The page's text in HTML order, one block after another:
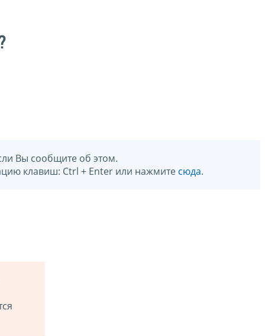
Вы сообщите об этом.
клавиш: Ctrl + Enter или нажмите сюда.